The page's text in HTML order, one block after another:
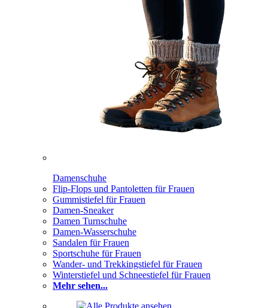
Damenschuhe
Flip-Flops und Pantoletten für Frauen
Gummistiefel für Frauen
Damen-Sneaker
Damen Turnschuhe
Damen-Wasserschuhe
Sandalen für Frauen
Sportschuhe für Frauen
Wander- und Trekkingstiefel für Frauen
Winterstiefel und Schneestiefel für Frauen
Mehr sehen...